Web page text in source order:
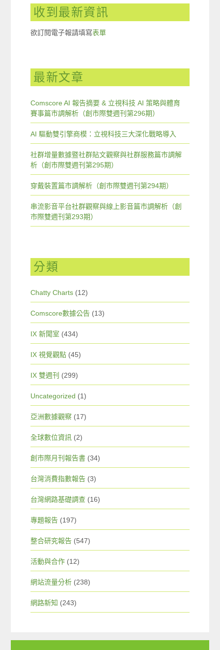
收到最新資訊
欲訂閱電子報請填寫表單
最新文章
Comscore AI 報告摘要 & 立視科技 AI 策略與體育
賽事篇市調解析（創市際雙週刊第296期）
AI 驅動雙引擎商模：立視科技三大深化戰略導入
社群增量數據暨社群貼文觀察與社群服務篇市調解
析（創市際雙週刊第295期）
穿戴裝置篇市調解析（創市際雙週刊第294期）
串流影音平台社群觀察與線上影音篇市調解析（創
市際雙週刊第293期）
分類
Chatty Charts (12)
Comscore數據公告 (13)
IX 新聞室 (434)
IX 視覺觀點 (45)
IX 雙週刊 (299)
Uncategorized (1)
亞洲數據觀察 (17)
全球數位資訊 (2)
創市際月刊報告書 (34)
台灣消費指數報告 (3)
台灣網路基礎調查 (16)
專題報告 (197)
整合研究報告 (547)
活動與合作 (12)
網站流量分析 (238)
網路新知 (243)